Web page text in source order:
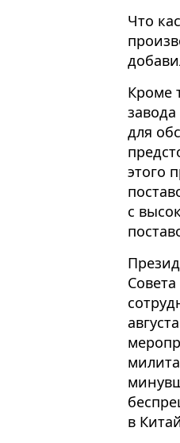
Что
Кроме
для
этого
с
в